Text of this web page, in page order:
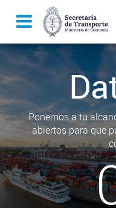
Ponemos a tu
abiertos para que